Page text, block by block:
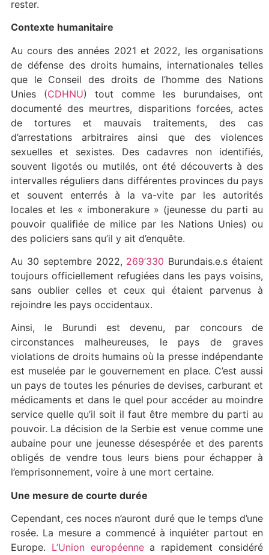
rester.
Contexte humanitaire
Au cours des années 2021 et 2022, les organisations
de défense des droits humains, internationales telles
que le Conseil des droits de l’homme des Nations
Unies (CDHNU) tout comme les burundaises, ont
documenté des meurtres, disparitions forcées, actes
de tortures et mauvais traitements, des cas
d’arrestations arbitraires ainsi que des violences
sexuelles et sexistes. Des cadavres non identifiés,
souvent ligotés ou mutilés, ont été découverts à des
intervalles réguliers dans différentes provinces du pays
et souvent enterrés à la va-vite par les autorités
locales et les « imbonerakure » (jeunesse du parti au
pouvoir qualifiée de milice par les Nations Unies) ou
des policiers sans qu’il y ait d’enquête.
Au 30 septembre 2022, 269’330 Burundais.e.s étaient
toujours officiellement refugiées dans les pays voisins,
sans oublier celles et ceux qui étaient parvenus à
rejoindre les pays occidentaux.
Ainsi, le Burundi est devenu, par concours de
circonstances malheureuses, le pays de graves
violations de droits humains où la presse indépendante
est muselée par le gouvernement en place. C’est aussi
un pays de toutes les pénuries de devises, carburant et
médicaments et dans le quel pour accéder au moindre
service quelle qu’il soit il faut être membre du parti au
pouvoir. La décision de la Serbie est venue comme une
aubaine pour une jeunesse désespérée et des parents
obligés de vendre tous leurs biens pour échapper à
l’emprisonnement, voire à une mort certaine.
Une mesure de courte durée
Cependant, ces noces n’auront duré que le temps d’une
rosée. La mesure a commencé à inquiéter partout en
Europe. L’Union européennea rapidement considéré